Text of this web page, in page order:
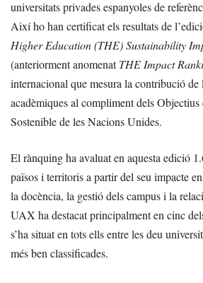
universitats privades espanyoles de
Així ho han certificat els resultats de
Higher Education (THE) Sustainability
(anteriorment anomenatTHE Impact
internacional que mesura la contribució de
acadèmiques al compliment dels
Sostenible de les Nacions Unides.
El rànquing ha avaluat en aquesta edició
països i territoris a partir del seu impacte
la docència, la gestió dels campus i la
UAX ha destacat principalment en cinc
s’ha situat en tots ells entre les deu
més ben classificades.